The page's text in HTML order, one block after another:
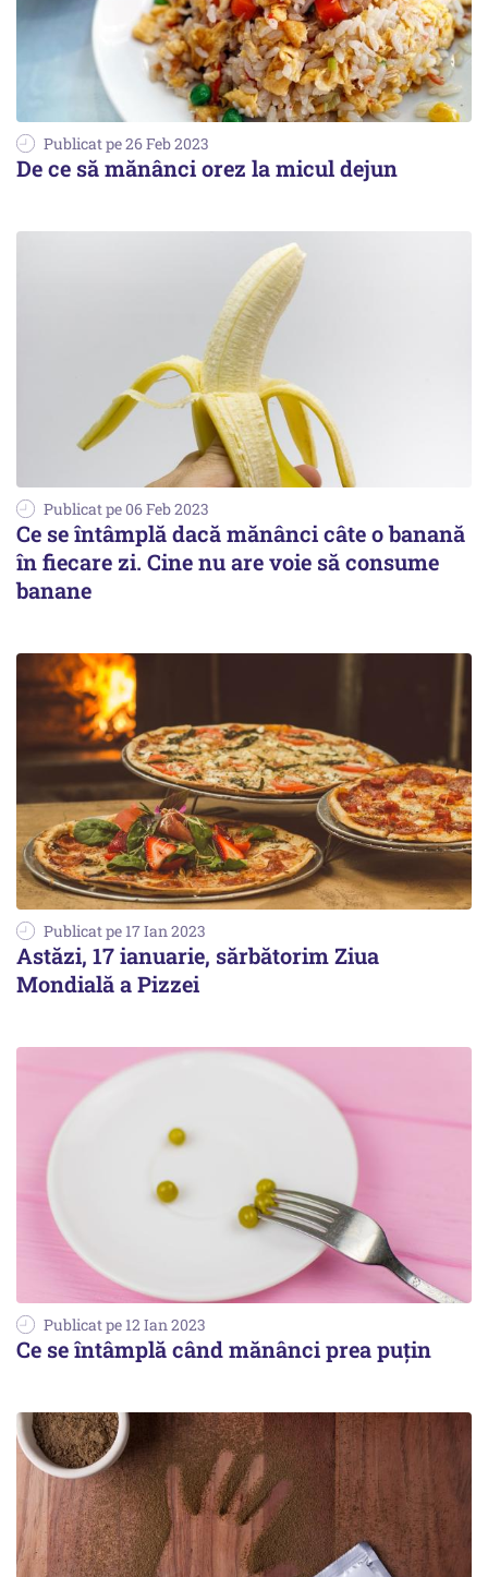
Publicat pe 26 Feb 2023
De ce să mănânci orez la micul dejun
Publicat pe 06 Feb 2023
Ce se întâmplă dacă mănânci câte o banană
în fiecare zi. Cine nu are voie să consume
banane
Publicat pe 17 Ian 2023
Astăzi, 17 ianuarie, sărbătorim Ziua
Mondială a Pizzei
Publicat pe 12 Ian 2023
Ce se întâmplă când mănânci prea puțin